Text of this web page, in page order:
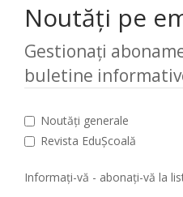
Noutăți pe
Gestionați
buletine
Noutăți generale
Revista EduȘcoală
Informați-vă - abonați-vă la